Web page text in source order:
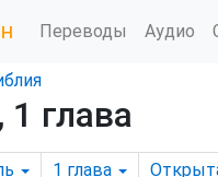
Переводы Аудио
глава
1 глава